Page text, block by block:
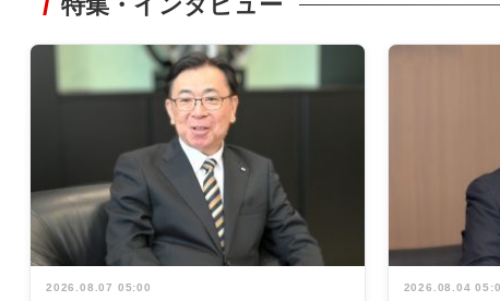
2026.08.07 05:00 2026.08.04